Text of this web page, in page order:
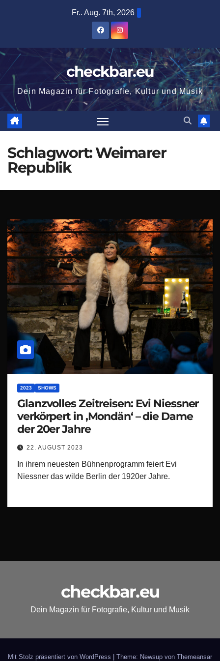
Fr.. Aug. 7th, 2026
checkbar.eu
Dein Magazin für Fotografie, Kultur und Musik
Schlagwort:Weimarer
Republik
2023 SHOWS
Glanzvolles Zeitreisen: Evi Niessner
verkörpert in ‚Mondän‘ – die Dame
der 20er Jahre
22. AUGUST 2023
In ihrem neuesten Bühnenprogramm feiert Evi
Niessner das wilde Berlin der 1920er Jahre.
checkbar.eu
Dein Magazin für Fotografie, Kultur und Musik
Mit Stolz präsentiert von WordPress | Theme: Newsup von Themeansar